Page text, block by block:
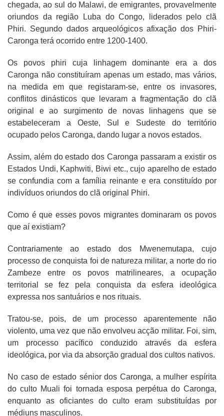
chegada, ao sul do Malawi, de emigrantes, provavelmente
oriundos da região Luba do Congo, liderados pelo clã
Phiri. Segundo dados arqueológicos afixação dos Phiri-
Caronga terá ocorrido entre 1200-1400.
Os povos phiri cuja linhagem dominante era a dos
Caronga não constituíram apenas um estado, mas vários,
na medida em que registaram-se, entre os invasores,
conflitos dinásticos que levaram a fragmentação do clã
original e ao surgimento de novas linhagens que se
estabeleceram a Oeste, Sul e Sudeste do território
ocupado pelos Caronga, dando lugar a novos estados.
Assim, além do estado dos Caronga passaram a existir os
Estados Undi, Kaphwiti, Biwi etc., cujo aparelho de estado
se confundia com a família reinante e era constituído por
indivíduos oriundos do clã original Phiri.
Como é que esses povos migrantes dominaram os povos
que aí existiam?
Contrariamente ao estado dos Mwenemutapa, cujo
processo de conquista foi de natureza militar, a norte do rio
Zambeze entre os povos matrilineares, a ocupação
territorial se fez pela conquista da esfera ideológica
expressa nos santuários e nos rituais.
Tratou-se, pois, de um processo aparentemente não
violento, uma vez que não envolveu acção militar. Foi, sim,
um processo pacífico conduzido através da esfera
ideológica, por via da absorção gradual dos cultos nativos.
No caso de estado sénior dos Caronga, a mulher espírita
do culto Muali foi tornada esposa perpétua do Caronga,
enquanto as oficiantes do culto eram substituídas por
médiuns masculinos.